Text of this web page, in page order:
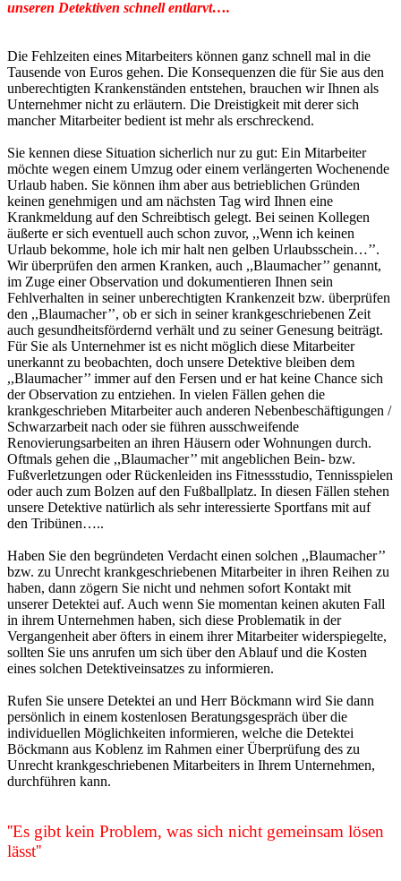
unseren Detektiven schnell entlarvt….
Die Fehlzeiten eines Mitarbeiters können ganz schnell mal in die
Tausende von Euros gehen. Die Konsequenzen die für Sie aus den
unberechtigten Krankenständen entstehen, brauchen wir Ihnen als
Unternehmer nicht zu erläutern. Die Dreistigkeit mit derer sich
mancher Mitarbeiter bedient ist mehr als erschreckend.
Sie kennen diese Situation sicherlich nur zu gut: Ein Mitarbeiter
möchte wegen einem Umzug oder einem verlängerten Wochenende
Urlaub haben. Sie können ihm aber aus betrieblichen Gründen
keinen genehmigen und am nächsten Tag wird Ihnen eine
Krankmeldung auf den Schreibtisch gelegt. Bei seinen Kollegen
äußerte er sich eventuell auch schon zuvor, ,,Wenn ich keinen
Urlaub bekomme, hole ich mir halt nen gelben Urlaubsschein…’’.
Wir überprüfen den armen Kranken, auch ,,Blaumacher’’ genannt,
im Zuge einer Observation und dokumentieren Ihnen sein
Fehlverhalten in seiner unberechtigten Krankenzeit bzw. überprüfen
den ,,Blaumacher’’, ob er sich in seiner krankgeschriebenen Zeit
auch gesundheitsfördernd verhält und zu seiner Genesung beiträgt.
Für Sie als Unternehmer ist es nicht möglich diese Mitarbeiter
unerkannt zu beobachten, doch unsere Detektive bleiben dem
,,Blaumacher’’ immer auf den Fersen und er hat keine Chance sich
der Observation zu entziehen. In vielen Fällen gehen die
krankgeschrieben Mitarbeiter auch anderen Nebenbeschäftigungen /
Schwarzarbeit nach oder sie führen ausschweifende
Renovierungsarbeiten an ihren Häusern oder Wohnungen durch.
Oftmals gehen die ,,Blaumacher’’ mit angeblichen Bein- bzw.
Fußverletzungen oder Rückenleiden ins Fitnessstudio, Tennisspielen
oder auch zum Bolzen auf den Fußballplatz. In diesen Fällen stehen
unsere Detektive natürlich als sehr interessierte Sportfans mit auf
den Tribünen…..
Haben Sie den begründeten Verdacht einen solchen ,,Blaumacher’’
bzw. zu Unrecht krankgeschriebenen Mitarbeiter in ihren Reihen zu
haben, dann zögern Sie nicht und nehmen sofort Kontakt mit
unserer Detektei auf. Auch wenn Sie momentan keinen akuten Fall
in ihrem Unternehmen haben, sich diese Problematik in der
Vergangenheit aber öfters in einem ihrer Mitarbeiter widerspiegelte,
sollten Sie uns anrufen um sich über den Ablauf und die Kosten
eines solchen Detektiveinsatzes zu informieren.
Rufen Sie unsere Detektei an und Herr Böckmann wird Sie dann
persönlich in einem kostenlosen Beratungsgespräch über die
individuellen Möglichkeiten informieren, welche die Detektei
Böckmann aus Koblenz im Rahmen einer Überprüfung des zu
Unrecht krankgeschriebenen Mitarbeiters in Ihrem Unternehmen,
durchführen kann.
''Es gibt kein Problem, was sich nicht gemeinsam lösen
lässt''